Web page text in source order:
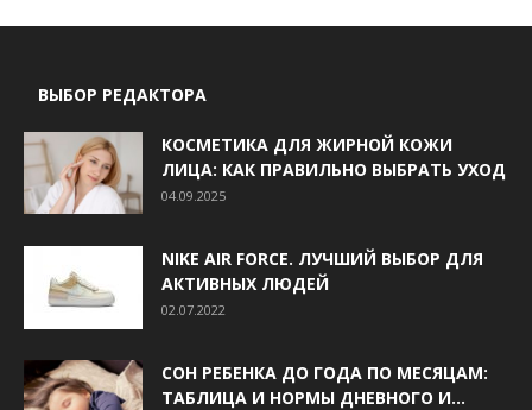
ВЫБОР РЕДАКТОРА
КОСМЕТИКА ДЛЯ ЖИРНОЙ КОЖИ
ЛИЦА: КАК ПРАВИЛЬНО ВЫБРАТЬ УХОД
04.09.2025
NIKE AIR FORCE. ЛУЧШИЙ ВЫБОР ДЛЯ
АКТИВНЫХ ЛЮДЕЙ
02.07.2022
СОН РЕБЕНКА ДО ГОДА ПО МЕСЯЦАМ:
ТАБЛИЦА И НОРМЫ ДНЕВНОГО И...